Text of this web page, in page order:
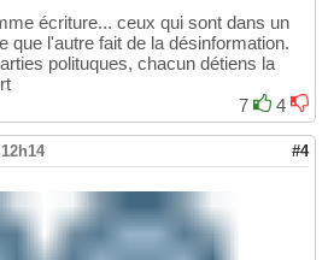
écriture... ceux qui sont dans un
que l'autre fait de la désinformation.
polituques, chacun détiens la
7
4
#4